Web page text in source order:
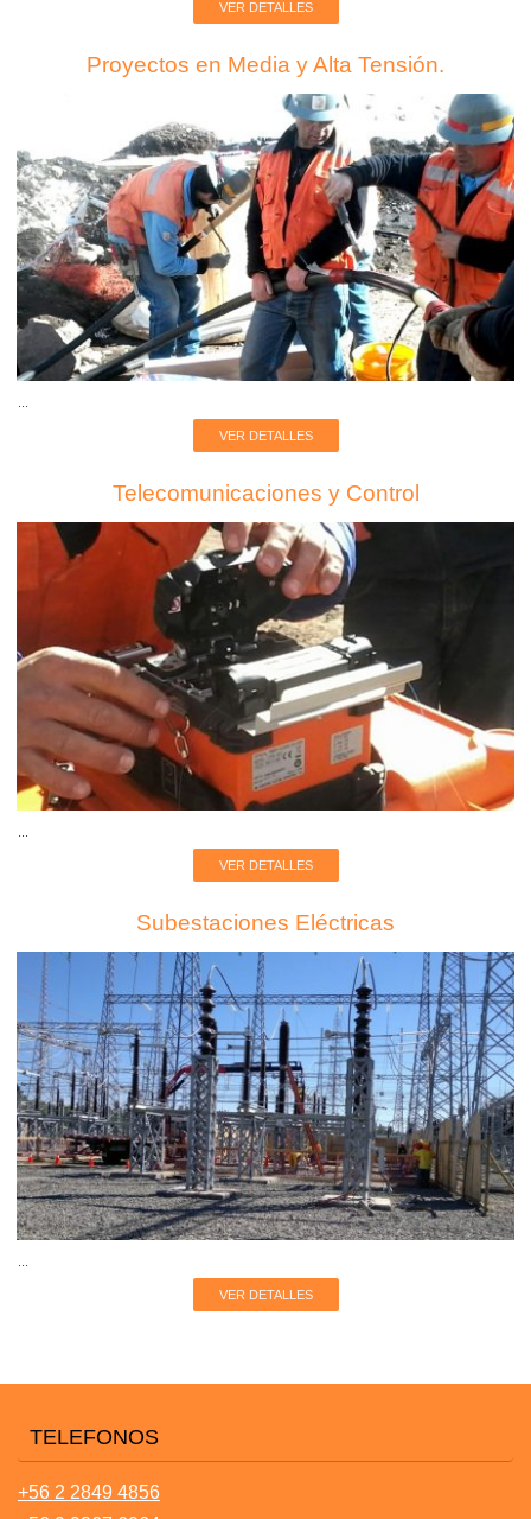
VER DETALLES
Proyectos en Media y Alta Tensión.
VER DETALLES
Telecomunicaciones y Control
VER DETALLES
Subestaciones Eléctricas
VER DETALLES
TELEFONOS
+56 2 2849 4856